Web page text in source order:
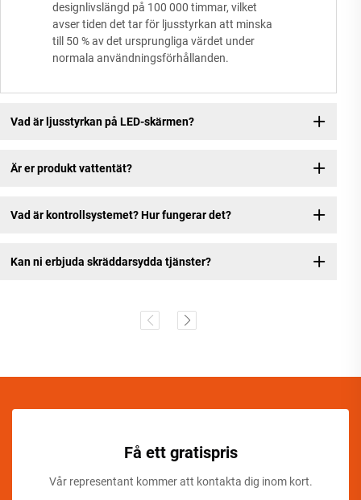
designlivslängd på 100 000 timmar, vilket
avser tiden det tar för ljusstyrkan att minska
till 50 % av det ursprungliga värdet under
normala användningsförhållanden.
Vad är ljusstyrkan på LED-skärmen?
Är er produkt vattentät?
Vad är kontrollsystemet? Hur fungerar det?
Kan ni erbjuda skräddarsydda tjänster?
Få ett gratispris
Vår representant kommer att kontakta dig inom kort.